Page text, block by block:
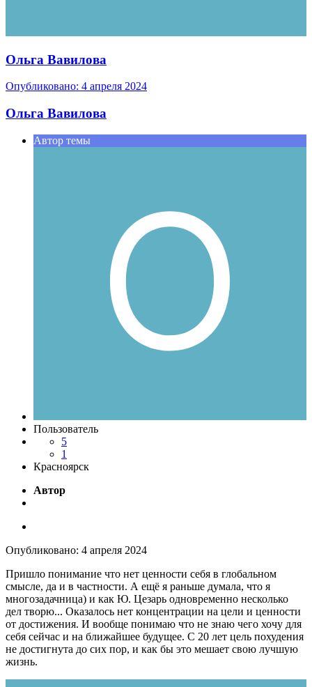
Ольга Вавилова
Опубликовано: 4 апреля 2024
Ольга Вавилова
Автор темы
Пользователь
5
1
Красноярск
Автор
Опубликовано: 4 апреля 2024
Пришло понимание что нет ценности себя в глобальном
смысле, да и в частности. А ещë я раньше думала, что я
многозадачница) и как Ю. Цезарь одновременно несколько
дел творю... Оказалось нет концентрации на цели и ценности
от достижения. И вообще понимаю что не знаю чего хочу для
себя сейчас и на ближайшее будущее. С 20 лет цель похудения
не достигнута до сих пор, и как бы это мешает свою лучшую
жизнь.